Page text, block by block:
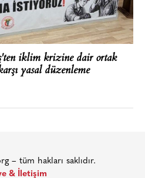
iklim krizine dair ortak
yasal düzenleme
– tüm hakları saklıdır.
& İletişim